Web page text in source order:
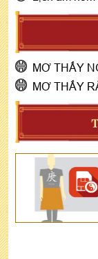
MƠ THẤY
MƠ THẤY